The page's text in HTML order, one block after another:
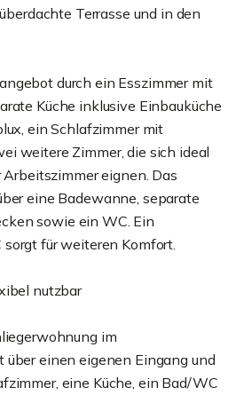
Terrasse und in den
durch ein Esszimmer mit
Küche inklusive Einbauküche
ein Schlafzimmer mit
weitere Zimmer, die sich ideal
eignen. Das
eine Badewanne, separate
sowie ein WC. Ein
für weiteren Komfort.
nutzbar
im
über einen eigenen Eingang und
eine Küche, ein Bad/WC